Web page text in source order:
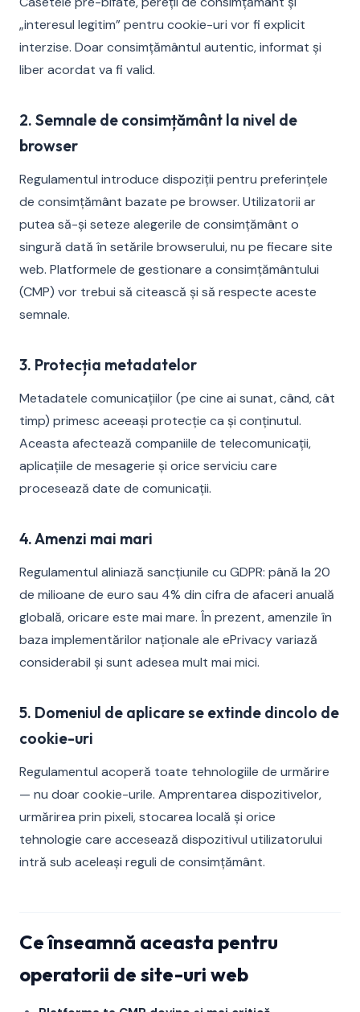
„interesul legitim” pentru cookie-uri vor fi explicit
interzise. Doar consimțământul autentic, informat și
liber acordat va fi valid.
2. Semnale de consimțământ la nivel de
browser
Regulamentul introduce dispoziții pentru preferințele
de consimțământ bazate pe browser. Utilizatorii ar
putea să-și seteze alegerile de consimțământ o
singură dată în setările browserului, nu pe fiecare site
web. Platformele de gestionare a consimțământului
(CMP) vor trebui să citească și să respecte aceste
semnale.
3. Protecția metadatelor
Metadatele comunicațiilor (pe cine ai sunat, când, cât
timp) primesc aceeași protecție ca și conținutul.
Aceasta afectează companiile de telecomunicații,
aplicațiile de mesagerie și orice serviciu care
procesează date de comunicații.
4. Amenzi mai mari
Regulamentul aliniază sancțiunile cu GDPR: până la 20
de milioane de euro sau 4% din cifra de afaceri anuală
globală, oricare este mai mare. În prezent, amenzile în
baza implementărilor naționale ale ePrivacy variază
considerabil și sunt adesea mult mai mici.
5. Domeniul de aplicare se extinde dincolo de
cookie-uri
Regulamentul acoperă toate tehnologiile de urmărire
— nu doar cookie-urile. Amprentarea dispozitivelor,
urmărirea prin pixeli, stocarea locală și orice
tehnologie care accesează dispozitivul utilizatorului
intră sub aceleași reguli de consimțământ.
Ce înseamnă aceasta pentru
operatorii de site-uri web